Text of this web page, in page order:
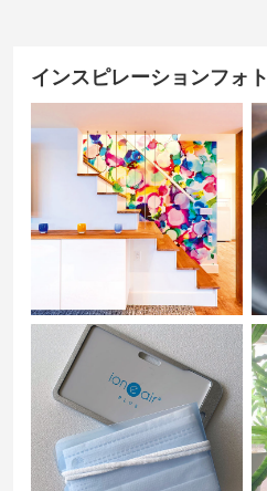
インスピレーションフォト